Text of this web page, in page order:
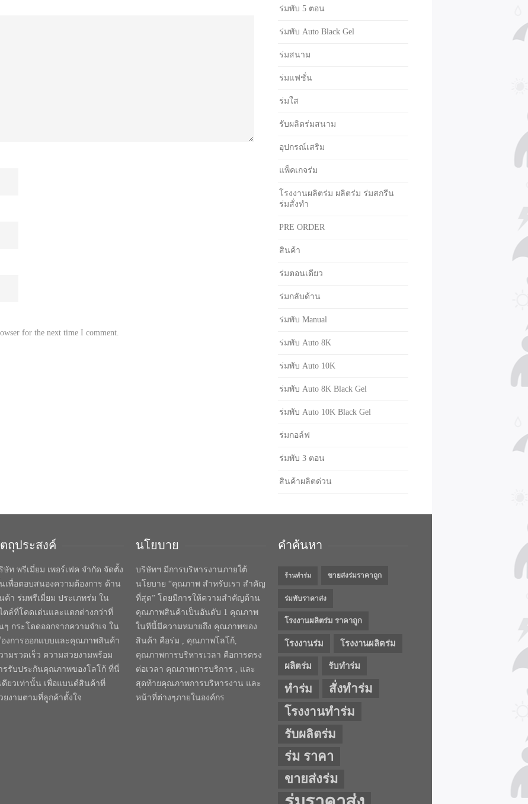
for the next time I comment.
ร่มพับ 5 ตอน
ร่มพับ Auto Black Gel
ร่มสนาม
ร่มแฟชั่น
ร่มใส
รับผลิตร่มสนาม
อุปกรณ์เสริม
แพ็คเกจร่ม
โรงงานผลิตร่ม ผลิตร่ม ร่มสกรีน
ร่มสั่งทำ
PRE ORDER
สินค้า
ร่มตอนเดียว
ร่มกลับด้าน
ร่มพับ Manual
ร่มพับ Auto 8K
ร่มพับ Auto 10K
ร่มพับ Auto 8K Black Gel
ร่มพับ Auto 10K Black Gel
ร่มกอล์ฟ
ร่มพับ 3 ตอน
สินค้าผลิตด่วน
ถุประสงค์
ษัท พรีเมี่ยม เพอร์เฟค จำกัด จัดตั้ง
เพื่อตอบสนองความต้องการ ด้าน
ค้า ร่มพรีเมี่ยม ประเภทร่ม ใน
ตล์ที่โดดเด่นและแตกต่างกว่าที่
ๆ กระโดดออกจากความจำเจ ใน
องการออกแบบและคุณภาพสินค้า
ามรวดเร็ว ความสวยงามพร้อม
รรับประกันคุณภาพของโลโก้ ที่นี่
ดียวเท่านั้น เพื่อแบนด์สินค้าที่
ยงามตามที่ลูกค้าตั้งใจ
นโยบาย
บริษัทฯ มีการบริหารงานภายใต้
นโยบาย “คุณภาพ สำหรับเรา สำคัญ
ที่สุด” โดยมีการให้ความสำคัญด้าน
คุณภาพสินค้าเป็นอันดับ 1 คุณภาพ
ในทีนี้มีความหมายถึง คุณภาพของ
สินค้า คือร่ม , คุณภาพโลโก้,
คุณภาพการบริหารเวลา คือการตรง
ต่อเวลา คุณภาพการบริการ , และ
สุดท้ายคุณภาพการบริหารงาน และ
หน้าที่ต่างๆภายในองค์กร
คำค้นหา
ร้านทำร่ม ขายส่งร่มราคาถูก
ร่มพับราคาส่ง
โรงงานผลิตร่ม ราคาถูก
โรงงานร่ม โรงงานผลิตร่ม
ผลิตร่ม รับทำร่ม
ทำร่ม
สั่งทำร่ม
โรงงานทำร่ม
รับผลิตร่ม
ร่ม ราคา
ขายส่งร่ม